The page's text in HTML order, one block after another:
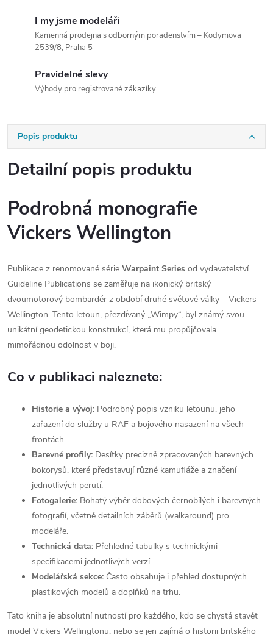
I my jsme modeláři
Kamenná prodejna s odborným poradenstvím – Kodymova
2539/8, Praha 5
Pravidelné slevy
Výhody pro registrované zákazíky
Popis produktu
Detailní popis produktu
Podrobná monografie
Vickers Wellington
Publikace z renomované série Warpaint Series od vydavatelství
Guideline Publications se zaměřuje na ikonický britský
dvoumotorový bombardér z období druhé světové války – Vickers
Wellington. Tento letoun, přezdívaný „Wimpy“, byl známý svou
unikátní geodetickou konstrukcí, která mu propůjčovala
mimořádnou odolnost v boji.
Co v publikaci naleznete:
Historie a vývoj: Podrobný popis vzniku letounu, jeho
zařazení do služby u RAF a bojového nasazení na všech
frontách.
Barevné profily: Desítky precizně zpracovaných barevných
bokorysů, které představují různé kamufláže a značení
jednotlivých perutí.
Fotogalerie: Bohatý výběr dobových černobílých i barevných
fotografií, včetně detailních záběrů (walkaround) pro
modeláře.
Technická data: Přehledné tabulky s technickými
specifikacemi jednotlivých verzí.
Modelářská sekce: Často obsahuje i přehled dostupných
plastikových modelů a doplňků na trhu.
Tato kniha je absolutní nutností pro každého, kdo se chystá stavět
model Vickers Wellingtonu, nebo se jen zajímá o historii britského